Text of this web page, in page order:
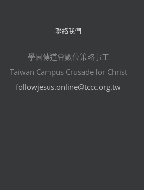
聯絡我們
學園傳道會數位策略事工
Taiwan Campus Crusade for Christ
followjesus.online@tccc.org.tw